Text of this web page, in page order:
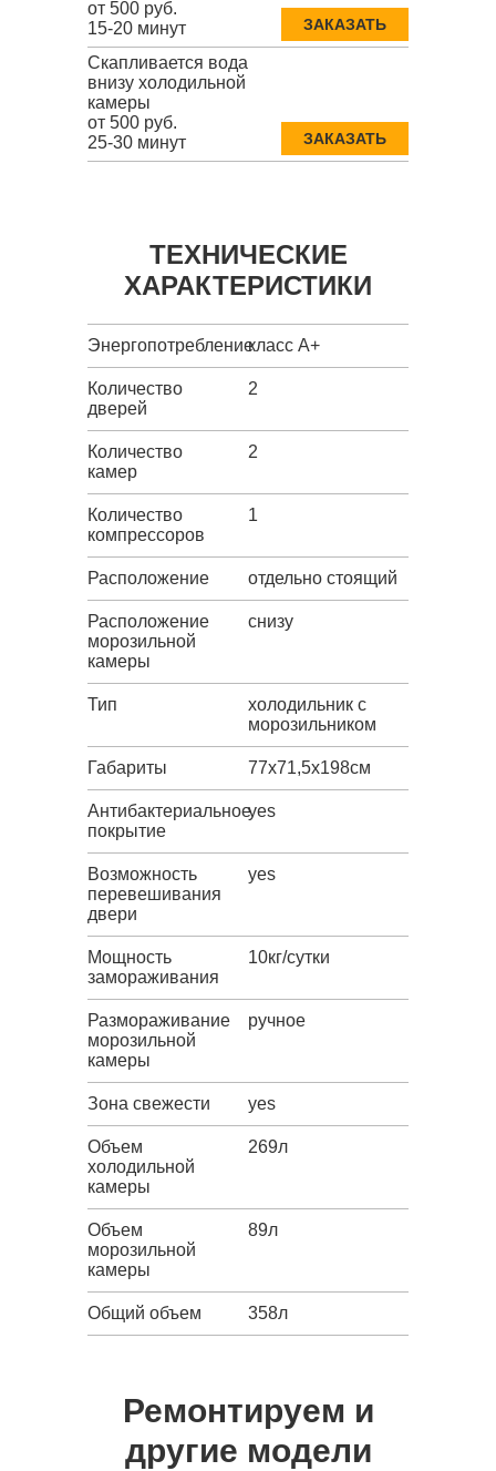
от 500 руб.
15-20 минут
ЗАКАЗАТЬ
Скапливается вода
внизу холодильной
камеры
от 500 руб.
25-30 минут
ЗАКАЗАТЬ
ТЕХНИЧЕСКИЕ
ХАРАКТЕРИСТИКИ
Энергопотреблениекласс A+
Количество
дверей
2
Количество
камер
2
Количество
компрессоров
1
Расположение отдельно стоящий
Расположение
морозильной
камеры
снизу
Тип
холодильник с
морозильником
Габариты 77х71,5х198см
Антибактериальное
покрытие
yes
Возможность
перевешивания
двери
yes
Мощность
замораживания
10кг/сутки
Размораживание
морозильной
камеры
ручное
Зона свежести yes
Объем
холодильной
камеры
269л
Объем
морозильной
камеры
89л
Общий объем 358л
Ремонтируем и
другие модели